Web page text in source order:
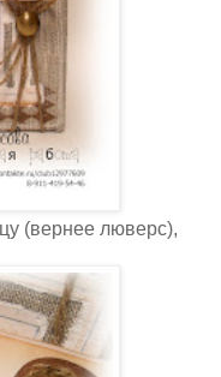
(вернее люверс),